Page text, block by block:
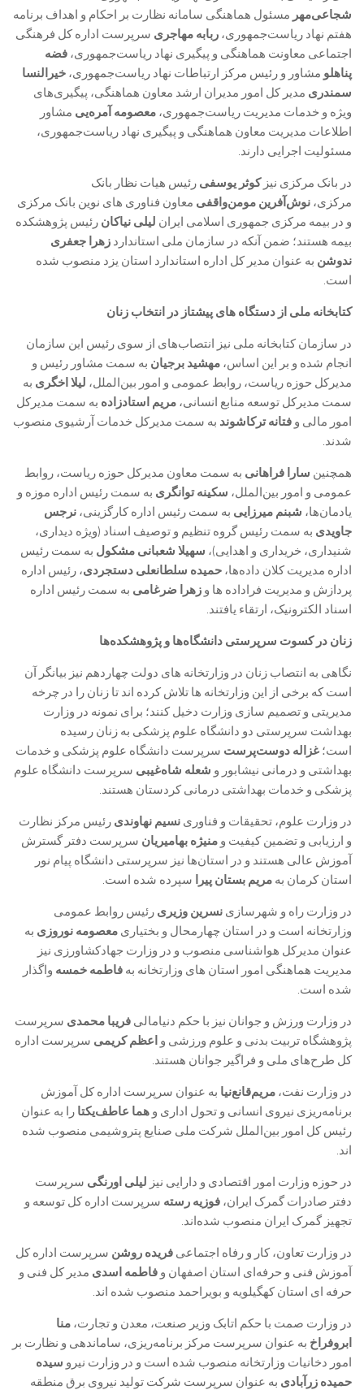
شجاعی‌مهر مسئول هماهنگی سامانه نظارت بر احکام و اهداف برنامه
هفتم نهاد ریاست‌جمهوری، ربابه مهاجری سرپرست اداره کل فرهنگی
اجتماعی معاونت هماهنگی و پیگیری نهاد ریاست‌جمهوری، فضه
پناهلو مشاور و رئیس مرکز ارتباطات نهاد ریاست‌جمهوری، خیرالنسا
سمندری مدیر کل امور مدیران ارشد معاون هماهنگی، پیگیری‌های‌
ویژه و خدمات مدیریت ریاست‌جمهوری، معصومه آمره‌یی مشاور
اطلاعات مدیریت معاون‌ هماهنگی و پیگیری نهاد ریاست‌جمهوری،
مسئولیت اجرایی دارند.
در بانک مرکزی نیزکوثر یوسفی رئیس هیات نظار بانک
مرکزی، نوش‌آفرین مومن‌واقفی معاون فناوری های نوین بانک مرکزی
و در بیمه مرکزی جمهوری اسلامی ایران لیلی نیاکان رئیس پژوهشکده
بیمه هستند؛ ضمن آنکه در سازمان ملی استاندارد زهرا جعفری
ندوشن به عنوان مدیر کل اداره استاندارد استان یزد منصوب شده
است.
کتابخانه ملی از دستگاه های پیشتاز در انتخاب زنان
در سازمان کتابخانه ملی نیز انتصاب‌های از سوی رئیس این سازمان
انجام شده و بر این اساس، مهشید برجیان به سمت مشاور رئیس و
مدیرکل حوزه ریاست، روابط عمومی و امور بین‌الملل، لیلا اخگری به
سمت مدیرکل توسعه منابع انسانی، مریم استادزاده به سمت مدیرکل
امور مالی و فتانه ترکاشوند به سمت مدیرکل خدمات آرشیوی منصوب
شدند.
همچنین سارا فراهانی به سمت معاون مدیرکل حوزه ریاست، روابط
عمومی و امور بین‌الملل، سکینه توانگری به سمت رئیس اداره موزه و
یادمان‌ها، شبنم میرزایی به سمت رئیس اداره کارگزینی، نرجس
جاویدی به سمت رئیس گروه تنظیم و توصیف اسناد (ویژه دیداری،
شنیداری، خریداری و اهدایی)، سهیلا شعبانی مشکول به سمت رئیس
اداره مدیریت کلان داده‌ها، حمیده سلطانعلی دستجردی، رئیس اداره
پردازش و مدیریت فراداده ها و زهرا ضرغامی به سمت رئیس اداره
اسناد الکترونیک، ارتقاء یافتند.
زنان در کسوت سرپرستی دانشگاه‌ها و پژوهشکده‌ها
نگاهی به انتصاب زنان در وزارتخانه های دولت چهاردهم نیز بیانگر آن
است که برخی از این وزارتخانه ها تلاش کرده اند تا زنان را در چرخه
مدیریتی و تصمیم سازی وزارت دخیل کنند؛ برای نمونه در وزارت
بهداشت سرپرستی دو دانشگاه علوم پزشکی به زنان رسیده
است؛ غزاله دوست‌پرست سرپرست دانشگاه علوم پزشکی و خدمات
بهداشتی و درمانی نیشابور و شعله شاه‌غیبی سرپرست دانشگاه علوم
پزشکی و خدمات بهداشتی درمانی کردستان هستند.
در وزارت علوم، تحقیقات و فناوری نسیم‌ نهاوندی رئیس مرکز نظارت
و ارزیابی و تضمین کیفیت و منیژه بهامیریان سرپرست دفتر گسترش
آموزش عالی هستند و در استان‌ها نیز سرپرستی دانشگاه پیام نور
استان کرمان به مریم بستان پیرا سپرده شده است.
در وزارت راه و شهرسازی نسرین وزیری رئیس روابط عمومی
وزارتخانه است و در استان چهارمحال و بختیاری معصومه نوروزی به
عنوان مدیرکل هواشناسی منصوب و در وزارت جهادکشاورزی نیز
مدیریت هماهنگی امور استان های وزارتخانه به فاطمه خمسه واگذار
شده است.
در وزارت ورزش و جوانان نیز با حکم دنیامالی فریبا محمدی سرپرست
پژوهشگاه تربیت بدنی و علوم‌ ورزشی و اعظم‌ کریمی سرپرست اداره
کل طرح‌های ملی و فراگیر جوانان هستند.
در وزارت نفت، مریم‌قانع‌نیا به عنوان سرپرست اداره کل آموزش
برنامه‌ریزی نیروی انسانی و تحول اداری و هما عاطف‌یکتا را به عنوان
رئیس کل امور بین‌الملل شرکت ملی صنایع پتروشیمی منصوب شده
اند.
در حوزه وزارت امور اقتصادی و دارایی نیز لیلی اورنگی سرپرست
دفتر صادرات گمرک ایران، فوزیه رسته سرپرست اداره کل توسعه و
تجهیز گمرک ایران منصوب شده‌اند.
در وزارت تعاون، کار و رفاه اجتماعی فریده روشن سرپرست اداره کل
آموزش فنی و حرفه‌ای استان اصفهان و فاطمه اسدی مدیر کل فنی و
حرفه ای استان کهگیلویه و بویراحمد منصوب شده اند.
در وزارت صمت با حکم اتابک وزیر صنعت، معدن و تجارت، منا
ابروفراخ به عنوان سرپرست مرکز برنامه‌ریزی، ‌ساماندهی و نظارت بر
امور دخانیات وزارتخانه منصوب شده است و در وزارت نیرو سیده
حمیده زرآبادی به عنوان سرپرست شرکت تولید نیروی برق منطقه